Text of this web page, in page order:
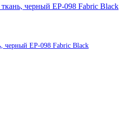
черный EР-098 Fabric Black